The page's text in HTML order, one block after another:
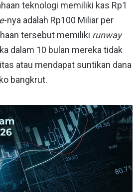
teknologi memiliki kas Rp1
-nya adalah Rp100 Miliar per
tersebut memiliki runway
dalam 10 bulan mereka tidak
atau mendapat suntikan dana
bangkrut.